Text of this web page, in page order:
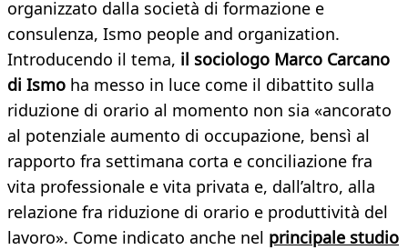
organizzato dalla società di formazione e
consulenza, Ismo people and organization.
Introducendo il tema, il sociologo Marco Carcano
di Ismo ha messo in luce come il dibattito sulla
riduzione di orario al momento non sia «ancorato
al potenziale aumento di occupazione, bensì al
rapporto fra settimana corta e conciliazione fra
vita professionale e vita privata e, dall’altro, alla
relazione fra riduzione di orario e produttività del
lavoro». Come indicato anche nel principale studio